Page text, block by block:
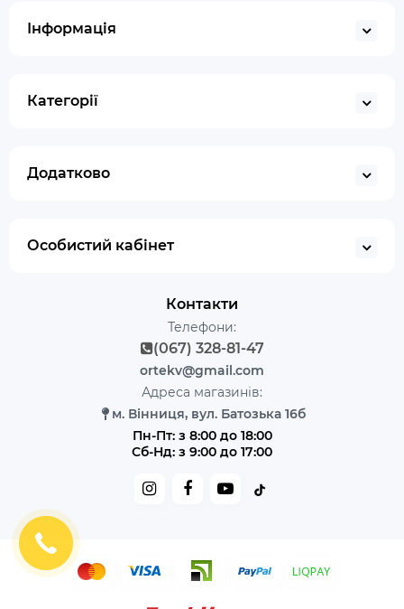
Інформація
Категорії
Додатково
Особистий кабінет
Контакти
Телефони:
(067) 328-81-47
ortekv@gmail.com
Адреса магазинів:
м. Вінниця, вул. Батозька 16б
Пн-Пт: з 8:00 до 18:00
Сб-Нд: з 9:00 до 17:00